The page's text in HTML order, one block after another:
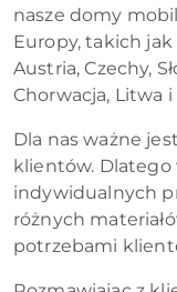
nasze domy
Europy, takich jak
Austria, Czechy,
Chorwacja, Litwa
Dla nas ważne
klientów.
indywidualnych
różnych
potrzebami